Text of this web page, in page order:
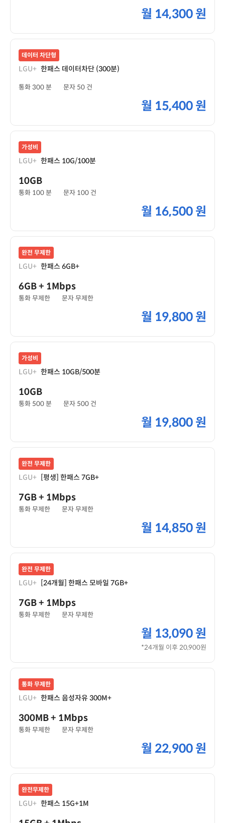
월 14,300 원
데이터 차단형
LGU+ 한패스 데이터차단 (300분)
통화 300 분 문자 50 건
월 15,400 원
가성비
LGU+ 한패스 10G/100분
10GB
통화 100 분 문자 100 건
월 16,500 원
완전 무제한
LGU+ 한패스 6GB+
6GB+ 1Mbps
통화 무제한 문자 무제한
월 19,800 원
가성비
LGU+ 한패스 10GB/500분
10GB
통화 500 분 문자 500 건
월 19,800 원
완전 무제한
LGU+ [평생] 한패스 7GB+
7GB+ 1Mbps
통화 무제한 문자 무제한
월 14,850 원
완전 무제한
LGU+ [24개월] 한패스 모바일 7GB+
7GB+ 1Mbps
통화 무제한 문자 무제한
월 13,090 원
*24개월 이후 20,900원
통화 무제한
LGU+ 한패스 음성자유 300M+
300MB+ 1Mbps
통화 무제한 문자 무제한
월 22,900 원
완전무제한
LGU+ 한패스 15G+1M